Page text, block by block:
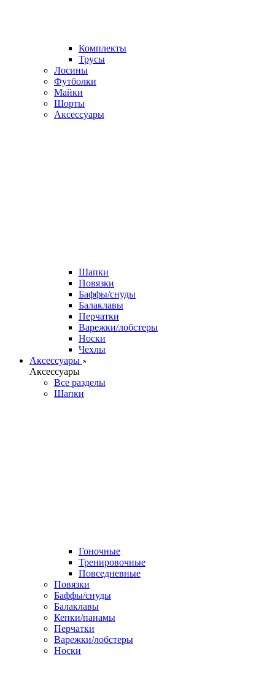
Комплекты
Трусы
Лосины
Футболки
Майки
Шорты
Аксессуары
Шапки
Повязки
Баффы/снуды
Балаклавы
Перчатки
Варежки/лобстеры
Носки
Чехлы
Аксессуары
Аксессуары
Все разделы
Шапки
Гоночные
Тренировочные
Повседневные
Повязки
Баффы/снуды
Балаклавы
Кепки/панамы
Перчатки
Варежки/лобстеры
Носки